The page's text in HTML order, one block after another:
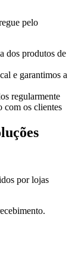
pelo
dos produtos de
e garantimos a
regularmente
com os clientes
por lojas